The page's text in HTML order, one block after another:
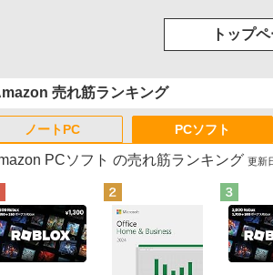
トップ
売れ筋ランキング
ノートPC PCソフト
PCソフト の売れ筋ランキング 更新